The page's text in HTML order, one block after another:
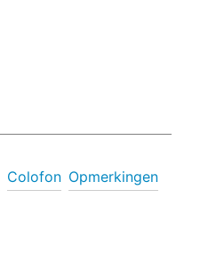
Colofon Opmerkingen